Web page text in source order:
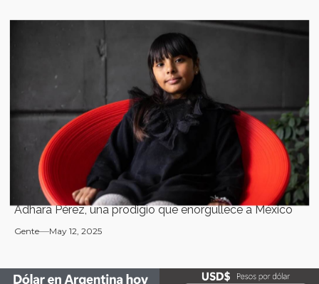
Adhara Pérez, una prodigio que enorgullece a México
Gente May 12, 2025